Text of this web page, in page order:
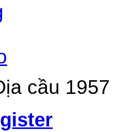
cầu